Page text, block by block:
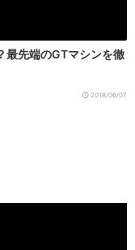
先端のGTマシンを徹
2018/06/07